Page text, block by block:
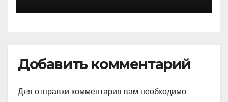
Добавить комментарий
Для отправки комментария вам необходимо